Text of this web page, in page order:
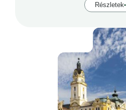
Részletek